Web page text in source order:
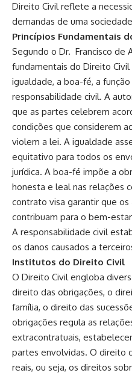
Direito Civil reflete a
demandas de uma
Princípios Fundamentais
Segundo o Dr. Francisco de
fundamentais do Direito
igualdade, a boa-fé, a
responsabilidade civil. A
que as partes celebrem
condições que considerem
violem a lei. A igualdade
equitativo para todos os
jurídica. A boa-fé impõe a
honesta e leal nas relações
contrato visa garantir que
contribuam para o bem-
A responsabilidade civil
os danos causados a
Institutos do Direito Civil
O Direito Civil engloba
direito das obrigações, o
família, o direito das
obrigações regula as
extracontratuais,
partes envolvidas. O direito
reais, ou seja, os direitos